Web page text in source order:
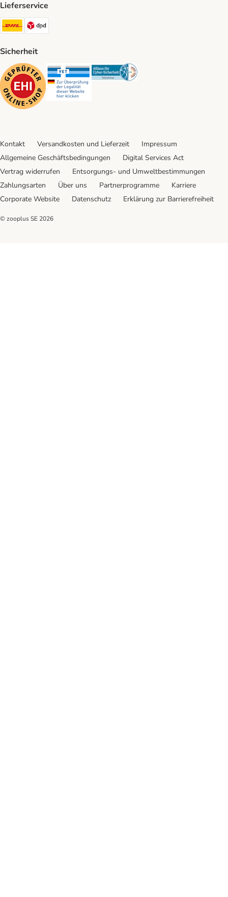
Lieferservice
DHL Shipping Method
Sicherheit
Security Security Security
Kontakt Versandkosten und Lieferzeit
Impressum
Allgemeine Geschäftsbedingungen
Digital Services Act
Vertrag widerrufen
Entsorgungs- und Umweltbestimmungen
Zahlungsarten
Über uns Partnerprogramme
Karriere
Corporate Website
Datenschutz Erklärung zur Barrierefreiheit
© zooplus SE 2026